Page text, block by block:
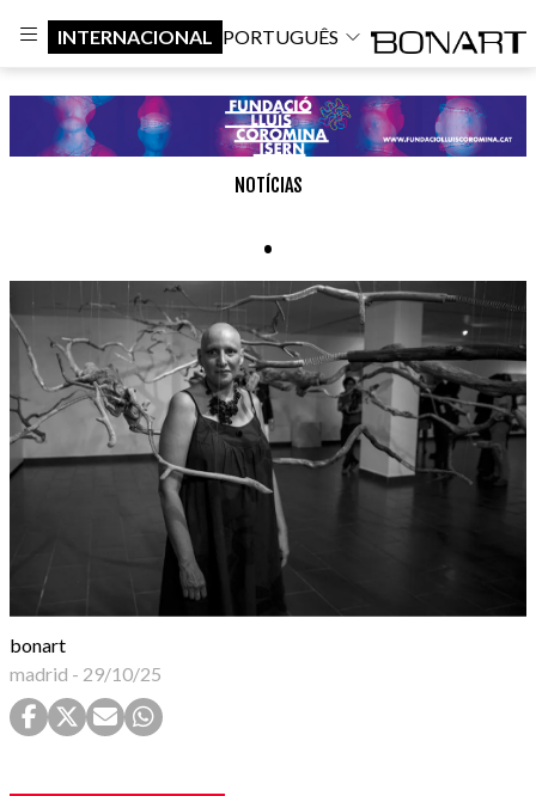
INTERNACIONAL PORTUGUÊS
NOTÍCIAS
.
bonart
madrid - 29/10/25